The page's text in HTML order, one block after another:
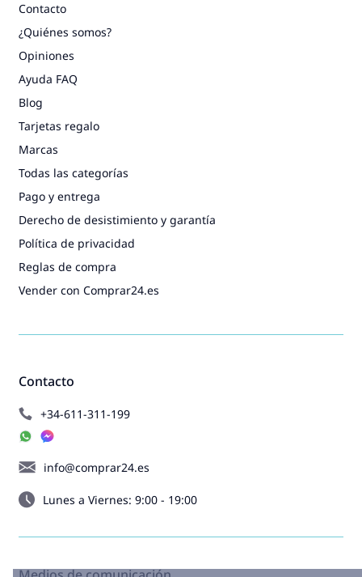
Contacto
+34-611-311-199
info@comprar24.es
Lunes a Viernes: 9:00 - 19:00
Contacto
¿Quiénes somos?
Opiniones
Ayuda FAQ
Blog
Tarjetas regalo
Marcas
Todas las categorías
Pago y entrega
Derecho de desistimiento y garantía
Política de privacidad
Reglas de compra
Vender con Comprar24.es